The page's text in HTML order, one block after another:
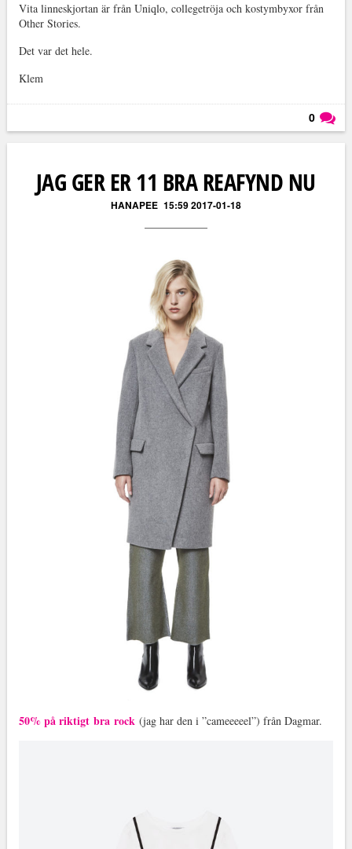
Vita linneskjortan är från Uniqlo, collegetröja och kostymbyxor från
Other Stories.
Det var det hele.
Klem
0
JAG GER ER 11 BRA REAFYND NU
HANAPEE 15:59 2017-01-18
50% på riktigt bra rock (jag har den i ”cameeeeel”) från Dagmar.